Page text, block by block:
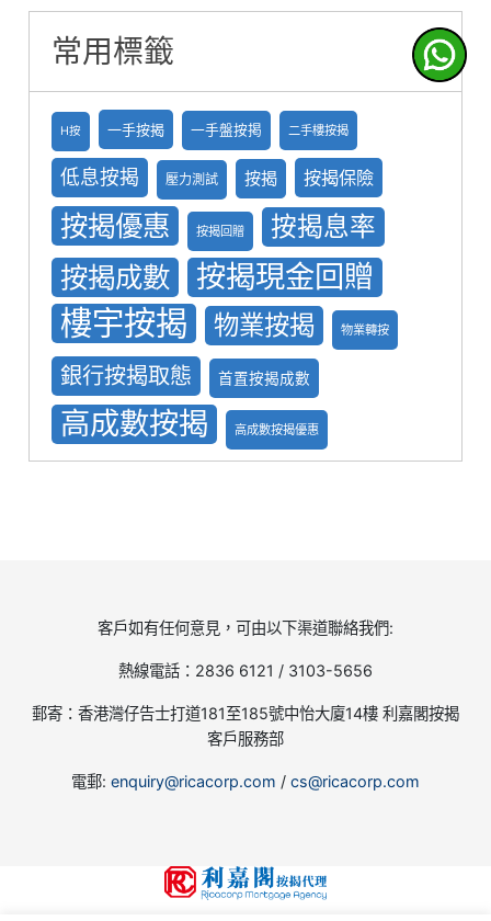
常用標籤
H按 一手按揭 一手盤按掲 二手樓按揭
低息按揭 壓力測試 按揭 按揭保險
按揭優惠 按揭回贈 按揭息率
按揭成數 按揭現金回贈
樓宇按揭 物業按揭 物業轉按
銀行按揭取態 首置按揭成數
高成數按揭 高成數按揭優惠
客戶如有任何意見，可由以下渠道聯絡我們:
熱線電話：2836 6121 / 3103-5656
郵寄：香港灣仔告士打道181至185號中怡大廈14樓 利嘉閣按揭
客戶服務部
電郵: enquiry@ricacorp.com / cs@ricacorp.com